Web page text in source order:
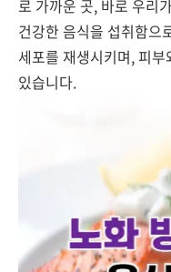
로 가까운 곳, 바로 우리
건강한 음식을 섭취함으
세포를 재생시키며, 피
있습니다.